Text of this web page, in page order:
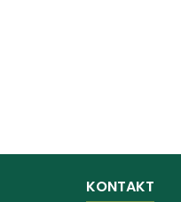
KONTAKT